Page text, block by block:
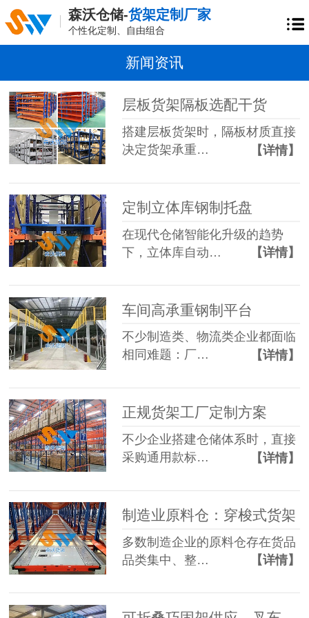
森沃仓储-货架定制厂家
个性化定制、自由组合
新闻资讯
层板货架隔板选配干货
搭建层板货架时，隔板材质直接
决定货架承重…
【详情】
定制立体库钢制托盘
在现代仓储智能化升级的趋势
下，立体库自动…
【详情】
车间高承重钢制平台
不少制造类、物流类企业都面临
相同难题：厂…
【详情】
正规货架工厂定制方案
不少企业搭建仓储体系时，直接
采购通用款标…
【详情】
制造业原料仓：穿梭式货架
多数制造企业的原料仓存在货品
品类集中、整…
【详情】